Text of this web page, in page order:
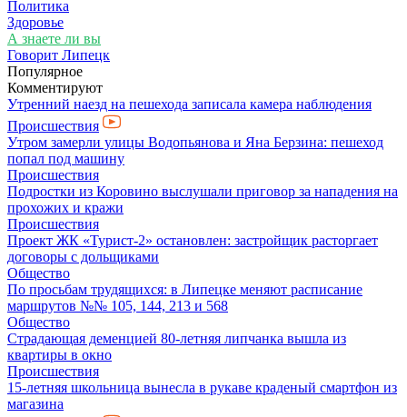
Политика
Здоровье
А знаете ли вы
Говорит Липецк
Популярное
Комментируют
Утренний наезд на пешехода записала камера наблюдения
Происшествия
Утром замерли улицы Водопьянова и Яна Берзина: пешеход
попал под машину
Происшествия
Подростки из Коровино выслушали приговор за нападения на
прохожих и кражи
Происшествия
Проект ЖК «Турист-2» остановлен: застройщик расторгает
договоры с дольщиками
Общество
По просьбам трудящихся: в Липецке меняют расписание
маршрутов №№ 105, 144, 213 и 568
Общество
Страдающая деменцией 80-летняя липчанка вышла из
квартиры в окно
Происшествия
15-летняя школьница вынесла в рукаве краденый смартфон из
магазина